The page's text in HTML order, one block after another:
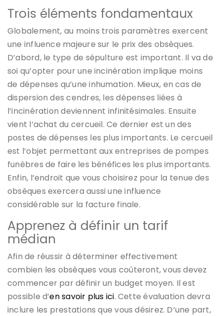
Trois éléments fondamentaux
Globalement, au moins trois paramètres exercent
une influence majeure sur le prix des obsèques.
D’abord, le type de sépulture est important. Il va de
soi qu’opter pour une incinération implique moins
de dépenses qu’une inhumation. Mieux, en cas de
dispersion des cendres, les dépenses liées à
l’incinération deviennent infinitésimales. Ensuite
vient l’achat du cercueil. Ce dernier est un des
postes de dépenses les plus importants. Le cercueil
est l’objet permettant aux entreprises de pompes
funèbres de faire les bénéfices les plus importants.
Enfin, l’endroit que vous choisirez pour la tenue des
obsèques exercera aussi une influence
considérable sur la facture finale.
Apprenez à définir un tarif
médian
Afin de réussir à déterminer effectivement
combien les obsèques vous coûteront, vous devez
commencer par définir un budget moyen. Il est
possible d’en savoir plus ici. Cette évaluation devra
inclure les prestations que vous désirez. D’une part,